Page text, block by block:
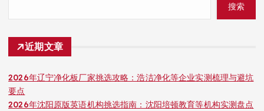
搜索
近期文章
2026年辽宁净化板厂家挑选攻略：浩洁净化等企业实测梳理与避坑
要点
2026年沈阳原版英语机构挑选指南：沈阳培顿教育等机构实测盘点